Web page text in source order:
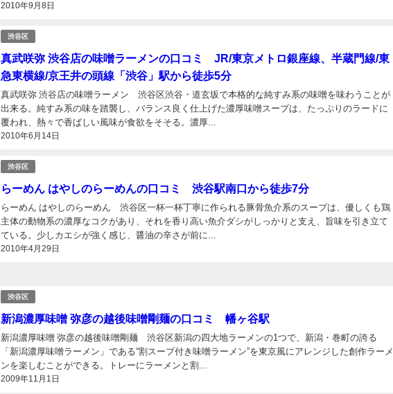
2010年9月8日
渋谷区
真武咲弥 渋谷店の味噌ラーメンの口コミ JR/東京メトロ銀座線、半蔵門線/東
急東横線/京王井の頭線「渋谷」駅から徒歩5分
2010年6月14日
真武咲弥 渋谷店の味噌ラーメン 渋谷区渋谷・道玄坂で本格的な純すみ系の味噌を味わうことが
出来る。純すみ系の味を踏襲し、バランス良く仕上げた濃厚味噌スープは、たっぷりのラードに
覆われ、熱々で香ばしい風味が食欲をそそる。濃厚...
渋谷区
らーめん はやしのらーめんの口コミ 渋谷駅南口から徒歩7分
2010年4月29日
らーめん はやしのらーめん 渋谷区一杯一杯丁寧に作られる豚骨魚介系のスープは、優しくも鶏
主体の動物系の濃厚なコクがあり、それを香り高い魚介ダシがしっかりと支え、旨味を引き立て
ている。少しカエシが強く感じ、醤油の辛さが前に...
渋谷区
新潟濃厚味噌 弥彦の越後味噌剛麺の口コミ 幡ヶ谷駅
2009年11月1日
新潟濃厚味噌 弥彦の越後味噌剛麺 渋谷区新潟の四大地ラーメンの1つで、新潟・巻町の誇る
「新潟濃厚味噌ラーメン」である“割スープ付き味噌ラーメン”を東京風にアレンジした創作ラーメ
ンを楽しむことができる。トレーにラーメンと割...